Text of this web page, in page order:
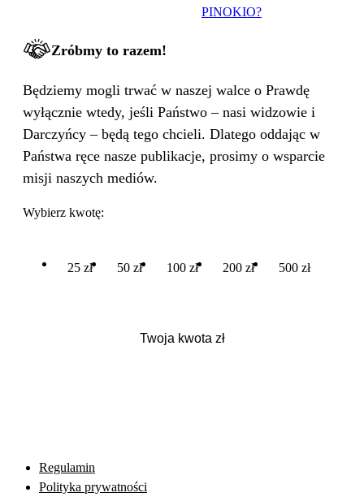
PINOKIO?
Zróbmy to razem!
Będziemy mogli trwać w naszej walce o Prawdę
wyłącznie wtedy, jeśli Państwo – nasi widzowie i
Darczyńcy – będą tego chcieli. Dlatego oddając w
Państwa ręce nasze publikacje, prosimy o wsparcie
misji naszych mediów.
Wybierz kwotę:
25 zł 50 zł 100 zł 200 zł 500 zł
Regulamin
Polityka prywatności